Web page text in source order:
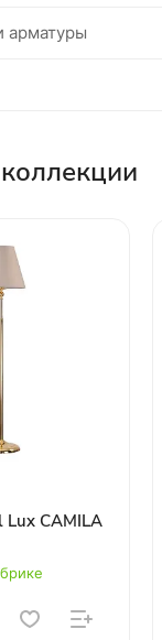
арматуры
CAMILA